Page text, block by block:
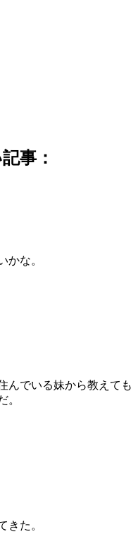
事：
かな。
んでいる妹から教えても
。
きた。